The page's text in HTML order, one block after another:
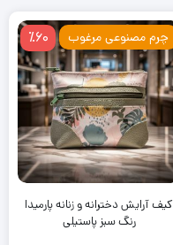
620,000
تومان
بود.
248,000
تومان.
٪60 چرم مصنوعی مرغوب
کیف آرایش دخترانه و زنانه پارمیدا
رنگ سبز پاستیلی